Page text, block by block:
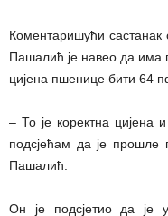
Коментаришући
Пашалић је навео да има
цијена пшенице бити 64
– То је коректна цијена
подсјећам да је прошле
Пашалић.
Он је подсјетио да је